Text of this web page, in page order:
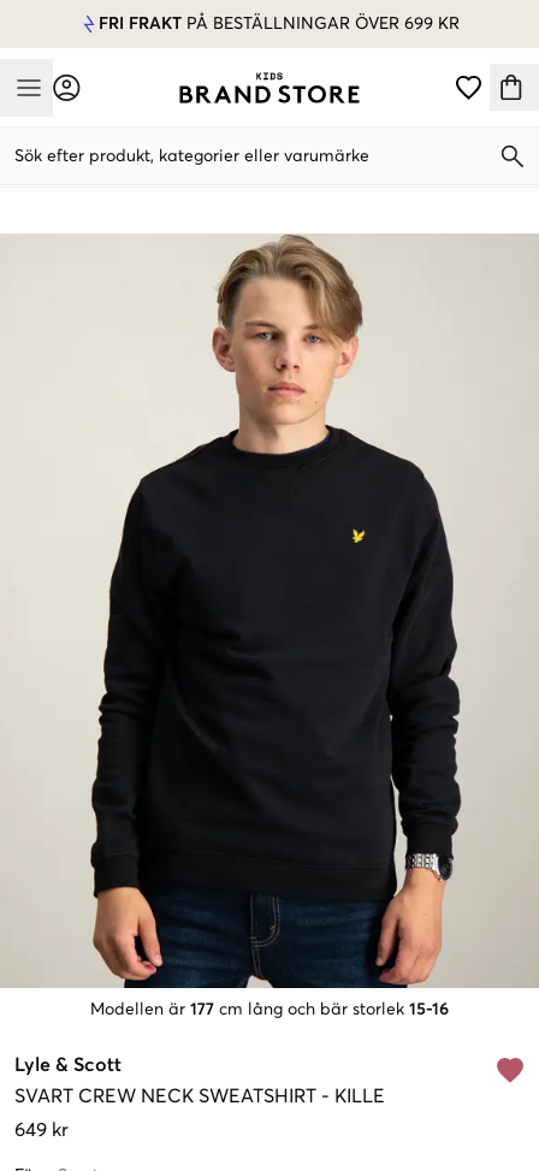
FRI FRAKT PÅ BESTÄLLNINGAR ÖVER 699 KR
Mobile Menu
Sök efter produkt, kategorier eller varumärke
Modellen är 177 cm lång och bär storlek 15-16
Lyle & Scott
SVART CREW NECK SWEATSHIRT - KILLE
649 kr